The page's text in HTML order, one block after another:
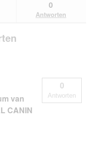
0
Antworten
van
CANIN
0
Antworten